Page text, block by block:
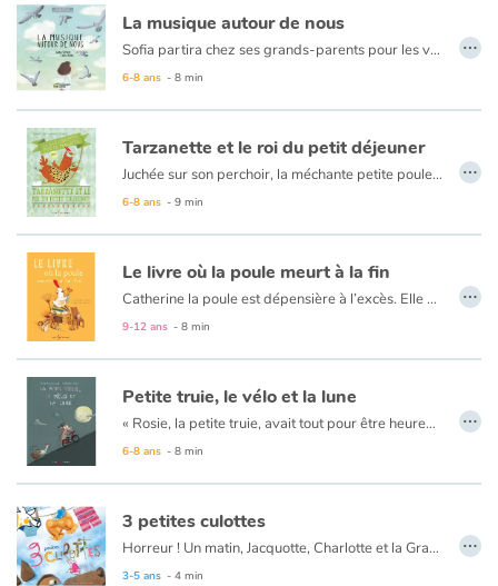
La musique autour de nous
Sofia partira chez ses grands-parents pour les vacances. Elle quittera la plage près de chez elle, le chant des vagues et les murmures du sable, sachant que les sons de la forêt l’attendent. Parmi les pins sombres et les chênes majestueux, elle découvrira la mélodie de la forêt, les sons d’un renard, d’une chouette et d’un loup. En arrivant à la clairière du bois où la lune trône, elle sentira le vent souffler comme au bord l’eau. Elle lèvera sa baguette invisible vers les étoiles, offrant en cadeau à la forêt la musique de la mer.
6-8 ans - 8 min
…
Tarzanette et le roi du petit déjeuner
Juchée sur son perchoir, la méchante petite poulette s’ennuyait. C’est que depuis qu’elle a affronté le loup, la ferme est bien tranquille. Juste comme elle commençait à somnoler, l’arrivée de Jacquot Phaneuf, un homme d’affaires communément appelé le roi du petit déjeuner, l’a fait sursauter.
La méchante petite poulette salive à l’idée d’affronter cet homme d’affaires qui menace la liberté et le temps de qualité des poules pour les rendre plus productives et lui permettre de vendre encore plus de déjeuners.
6-8 ans - 9 min
…
Le livre où la poule meurt à la fin
Catherine la poule est dépensière à l’excès. Elle achète tout et n’importe quoi: vêtements, meubles et gadgets en tous genres, quitte à finir criblée de dettes. Elle est la reine du « magasinage » et des cartes de crédit. À quoi bon économiser quand on sait que son temps est compté ? Ainsi, quand son heure est venue et qu’on lui demande de se confesser, Catherine n’a pas de regret, ou peut-être bien qu’un seul !
9-12 ans - 8 min
…
Petite truie, le vélo et la lune
« Rosie, la petite truie, avait tout pour être heureuse : un grand carré de boue pour s'amuser, de la moulée à volonté, une porcherie délicieusement parfumée. Jouer, manger, dormir, la petite truie ne désirait rien de plus. Jusqu'au jour où apparut dans la cour un vélo rouge qui lui sembla une pure merveille ! » L'histoire attachante et remplie d'humour d'une petite truie qui, avec une détermination hors du commun et l'aide des autres animaux de la ferme, apprendra comment maîtriser l'art de se déplacer sur deux roues.
6-8 ans - 8 min
…
3 petites culottes
Horreur ! Un matin, Jacquotte, Charlotte et la Grabote ne retrouvent plus leurs culottes ! Un drame à vous donner les chocottes !
3-5 ans - 4 min
…